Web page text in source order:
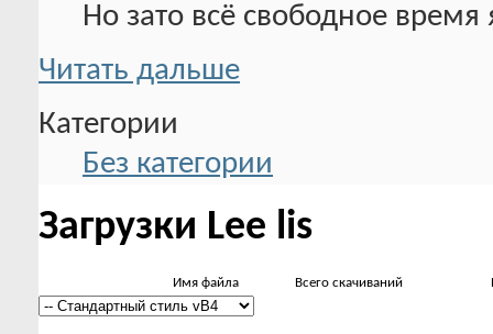
Но зато всё свободное
Читать дальше
Категории
Без категории
Загрузки Lee lis
Имя файла Всего скачиваний